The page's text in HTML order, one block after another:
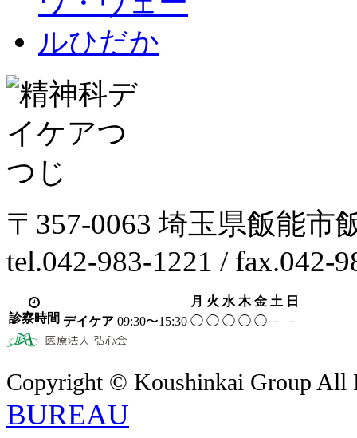
〒357-0063 埼玉県飯能市
tel.042-983-1221 / fax.042-
診察時間
月 火 水 木 金 土 日
デイケア 09:30〜15:30 ◯ ◯ ◯ ◯ ◯ － －
Copyright © Koushinkai Group All
BUREAU